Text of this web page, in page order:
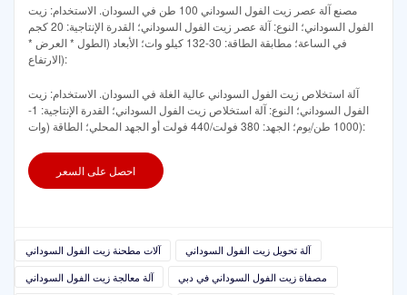
مصنع آلة عصر زيت الفول السوداني 100 طن في السودان. الاستخدام: زيت
الفول السوداني؛ النوع: آلة عصر زيت الفول السوداني؛ القدرة الإنتاجية: 20 كجم
في الساعة؛ مطابقة الطاقة: 30-132 كيلو وات؛ الأبعاد (الطول * العرض *
الارتفاع):
آلة استخلاص زيت الفول السوداني عالية الغلة في السودان. الاستخدام: زيت
الفول السوداني؛ النوع: آلة استخلاص زيت الفول السوداني؛ القدرة الإنتاجية: 1-
1000 طن/يوم؛ الجهد: 380 فولت/440 فولت أو الجهد المحلي؛ الطاقة (وات):
احصل على السعر
آلات مطحنة زيت الفول السوداني
آلة تحويل زيت الفول السوداني
آلة معالجة زيت الفول السوداني
مصفاة زيت الفول السوداني في دبي